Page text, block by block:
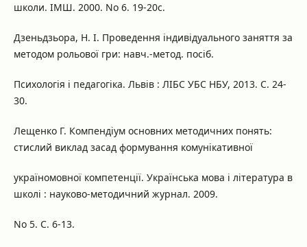
школи. ІМШ. 2000. No 6. 19-20с.
Дзеньдзьора, Н. І. Проведення індивідуального заняття за
методом рольової гри: навч.-метод. посіб.
Психологія і педагогіка. Львів : ЛІБС УБС НБУ, 2013. С. 24-
30.
Лещенко Г. Компендіум основних методичних понять:
стислий виклад засад формування комунікативної
україномовної компетенції. Українська мова і література в
школі : науково-методичний журнал. 2009.
No 5. С. 6-13.